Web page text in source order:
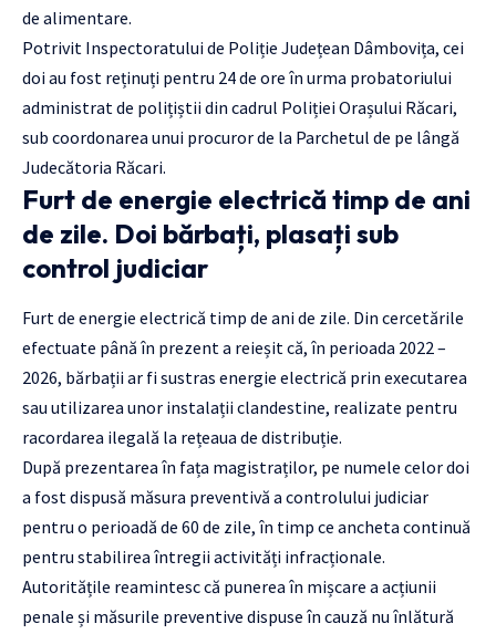
de alimentare.
Potrivit Inspectoratului de Poliție Județean Dâmbovița, cei
doi au fost reținuți pentru 24 de ore în urma probatoriului
administrat de polițiștii din cadrul Poliției Orașului Răcari,
sub coordonarea unui procuror de la Parchetul de pe lângă
Judecătoria Răcari.
Furt de energie electrică timp de ani
de zile. Doi bărbați, plasați sub
control judiciar
Furt de energie electrică timp de ani de zile. Din cercetările
efectuate până în prezent a reieșit că, în perioada 2022 –
2026, bărbații ar fi sustras energie electrică prin executarea
sau utilizarea unor instalații clandestine, realizate pentru
racordarea ilegală la rețeaua de distribuție.
După prezentarea în fața magistraților, pe numele celor doi
a fost dispusă măsura preventivă a controlului judiciar
pentru o perioadă de 60 de zile, în timp ce ancheta continuă
pentru stabilirea întregii activități infracționale.
Autoritățile reamintesc că punerea în mișcare a acțiunii
penale și măsurile preventive dispuse în cauză nu înlătură